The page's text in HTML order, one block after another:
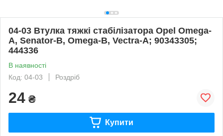
04-03 Втулка тяжкі стабілізатора Opel Omega-
A, Senator-B, Omega-B, Vectra-A; 90343305;
444336
В наявності
Код: 04-03
Роздріб
24 ₴
Купити